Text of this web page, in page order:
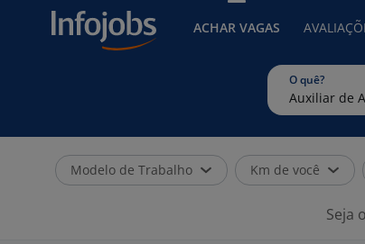
ACHAR VAGAS
O quê?
Modelo de Trabalho Km de você
Seja